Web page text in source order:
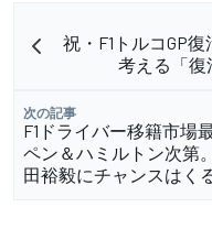
祝・F1トルコGP
考える「復
次の記事
F1ドライバー移籍市場
ペン＆ハミルトン次第
田裕毅にチャンスはく